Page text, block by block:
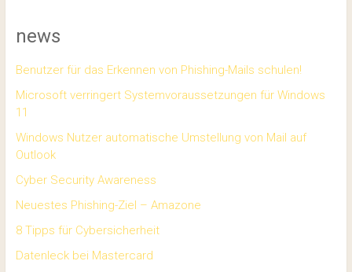
news
Benutzer für das Erkennen von Phishing-Mails schulen!
Microsoft verringert Systemvoraussetzungen für Windows
11
Windows Nutzer automatische Umstellung von Mail auf
Outlook
Cyber Security Awareness
Neuestes Phishing-Ziel – Amazone
8 Tipps für Cybersicherheit
Datenleck bei Mastercard